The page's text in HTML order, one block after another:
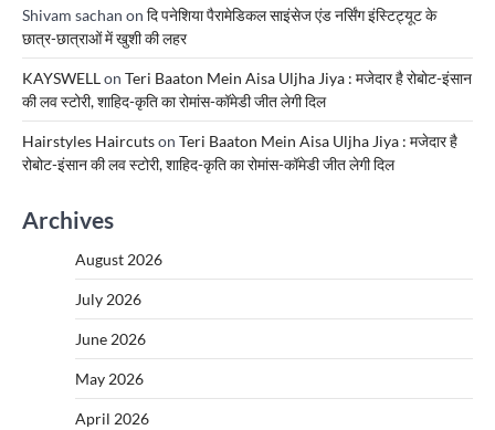
Shivam sachan on दि पनेशिया पैरामेडिकल साइंसेज एंड नर्सिंग इंस्टिट्यूट के
छात्र-छात्राओं में खुशी की लहर
KAYSWELLon Teri Baaton Mein Aisa Uljha Jiya : मजेदार है रोबोट-इंसान
की लव स्टोरी, शाहिद-कृति का रोमांस-कॉमेडी जीत लेगी दिल
Hairstyles Haircutson Teri Baaton Mein Aisa Uljha Jiya : मजेदार है
रोबोट-इंसान की लव स्टोरी, शाहिद-कृति का रोमांस-कॉमेडी जीत लेगी दिल
Archives
August 2026
July 2026
June 2026
May 2026
April 2026